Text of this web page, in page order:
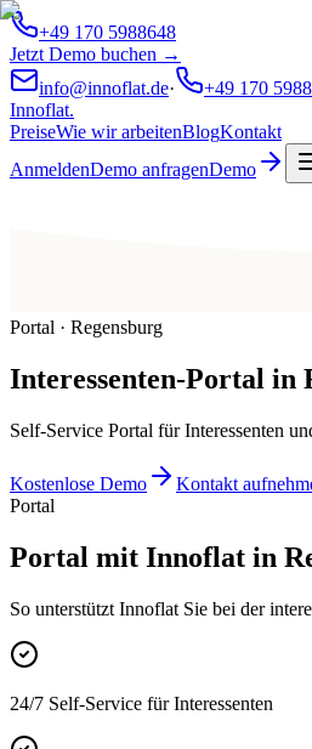
+49 170 5988648
Jetzt Demo buchen →
info@innoflat.de·
+49 170
Innoflat.
PreiseWie wir arbeitenBlogKontakt
AnmeldenDemo anfragenDemo
Portal · Regensburg
Interessenten-Portal in
Self-Service Portal für Interessenten
Kostenlose Demo
Kontakt
Portal
Portal mit Innoflat in
So unterstützt Innoflat Sie bei der
24/7 Self-Service für Interessenten